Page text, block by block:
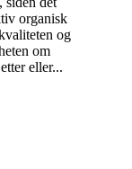
organisk
og
om
eller...